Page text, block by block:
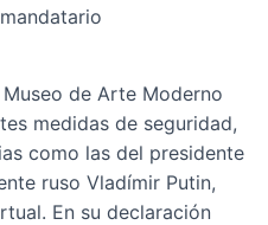
de Arte Moderno
medidas de seguridad,
como las del presidente
ruso Vladímir Putin,
En su declaración